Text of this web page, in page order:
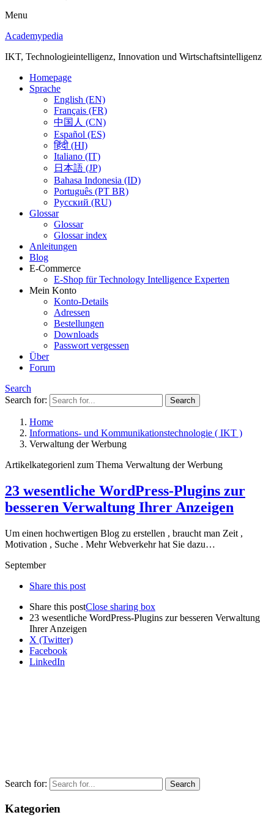
Menu
Academypedia
IKT, Technologieintelligenz, Innovation und Wirtschaftsintelligenz
Homepage
Sprache
English (EN)
Français (FR)
中国人 (CN)
Español (ES)
हिंदी (HI)
Italiano (IT)
日本語 (JP)
Bahasa Indonesia (ID)
Português (PT BR)
Pусский (RU)
Glossar
Glossar
Glossar index
Anleitungen
Blog
E-Commerce
E-Shop für Technology Intelligence Experten
Mein Konto
Konto-Details
Adressen
Bestellungen
Downloads
Passwort vergessen
Über
Forum
Search
Search for:
Home
Informations- und Kommunikationstechnologie ( IKT )
Verwaltung der Werbung
Artikelkategorienl zum Thema Verwaltung der Werbung
23 wesentliche WordPress-Plugins zur
besseren Verwaltung Ihrer Anzeigen
Um einen hochwertigen Blog zu erstellen , braucht man Zeit ,
Motivation , Suche . Mehr Webverkehr hat Sie dazu…
September
Share this post
Share this postClose sharing box
23 wesentliche WordPress-Plugins zur besseren Verwaltung
Ihrer Anzeigen
X (Twitter)
Facebook
LinkedIn
Search for:
Kategorien